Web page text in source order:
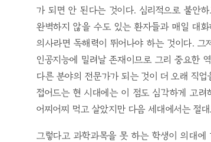
가 되면 안 된다는 것이다. 심리적으로 불안
완벽하지 않을 수도 있는 환자들과 매일 대
의사라면 독해력이 뛰어나야 하는 것이다.
인공지능에 밀려날 존재이므로 그리 중요한
다른 분야의 전문가가 되는 것이 더 오래 직
접어드는 현 시대에는 이 점도 심각하게 고
어찌어찌 먹고 살았지만 다음 세대에서는 절
그렇다고 과학과목을 못 하는 학생이 의대